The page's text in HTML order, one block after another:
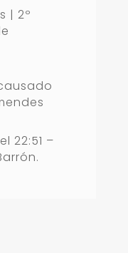
| 2º
22:51 –